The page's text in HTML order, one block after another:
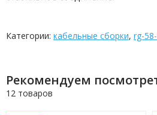
Категории: кабельные сборки, rg-
Рекомендуем
12 товаров